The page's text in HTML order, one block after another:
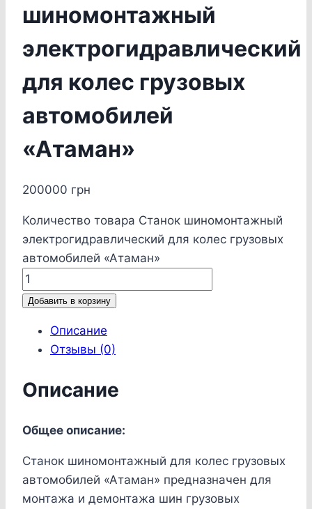
шиномонтажный
электрогидравлический
для колес грузовых
автомобилей
«Атаман»
200000 грн
Количество товара Станок шиномонтажный
электрогидравлический для колес грузовых
автомобилей «Атаман»
Добавить в корзину
Описание
Отзывы (0)
Описание
Общее описание:
Станок шиномонтажный для колес грузовых
автомобилей «Атаман» предназначен для
монтажа и демонтажа шин грузовых